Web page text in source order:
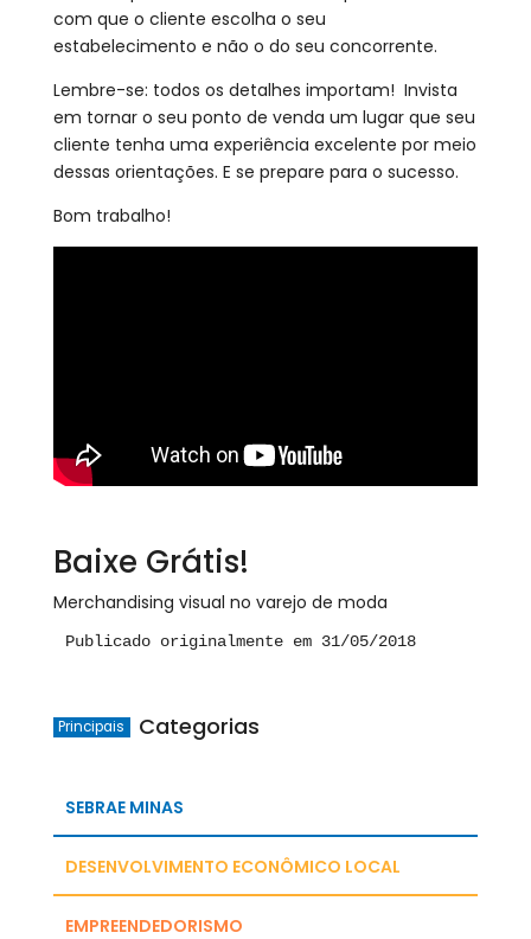
com que o cliente escolha o seu
estabelecimento e não o do seu concorrente.
Lembre-se: todos os detalhes importam! Invista
em tornar o seu ponto de venda um lugar que seu
cliente tenha uma experiência excelente por meio
dessas orientações. E se prepare para o sucesso.
Bom trabalho!
Baixe Grátis!
Merchandising visual no varejo de moda
Publicado originalmente em 31/05/2018
Principais Categorias
SEBRAE MINAS
DESENVOLVIMENTO ECONÔMICO LOCAL
EMPREENDEDORISMO